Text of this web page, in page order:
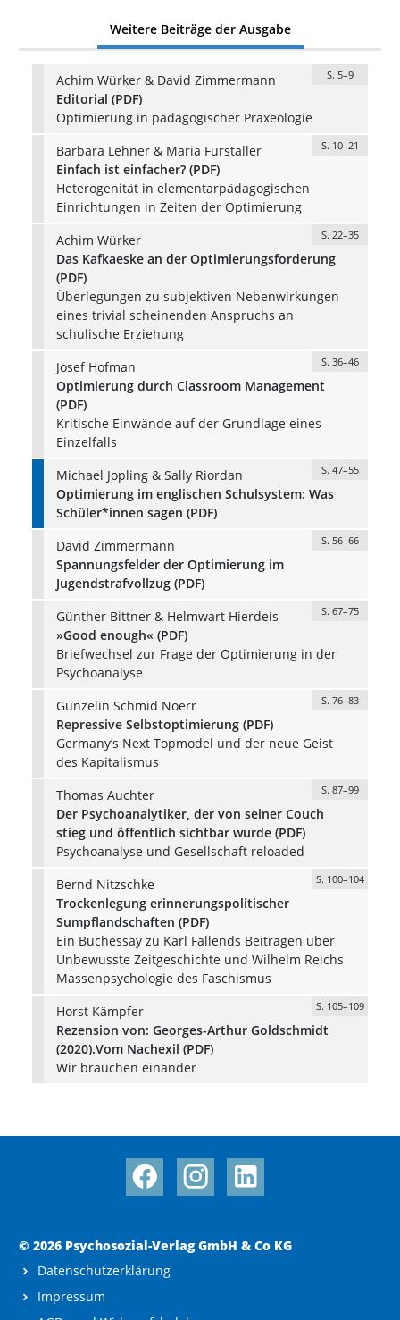
Weitere Beiträge der Ausgabe
Achim Würker & David Zimmermann S. 5–9
Editorial (PDF)
Optimierung in pädagogischer Praxeologie
Barbara Lehner & Maria Fürstaller
S. 10–21
Einfach ist einfacher? (PDF)
Heterogenität in elementarpädagogischen
Einrichtungen in Zeiten der Optimierung
Achim Würker
S. 22–35
Das Kafkaeske an der Optimierungsforderung
(PDF)
Überlegungen zu subjektiven Nebenwirkungen
eines trivial scheinenden Anspruchs an
schulische Erziehung
Josef Hofman
S. 36–46
Optimierung durch Classroom Management
(PDF)
Kritische Einwände auf der Grundlage eines
Einzelfalls
Michael Jopling & Sally Riordan
S. 47–55
Optimierung im englischen Schulsystem: Was
Schüler*innen sagen (PDF)
David Zimmermann
S. 56–66
Spannungsfelder der Optimierung im
Jugendstrafvollzug (PDF)
Günther Bittner & Helmwart Hierdeis
S. 67–75
»Good enough« (PDF)
Briefwechsel zur Frage der Optimierung in der
Psychoanalyse
Gunzelin Schmid Noerr
S. 76–83
Repressive Selbstoptimierung (PDF)
Germany’s Next Topmodel und der neue Geist
des Kapitalismus
Thomas Auchter
S. 87–99
Der Psychoanalytiker, der von seiner Couch
stieg und öffentlich sichtbar wurde (PDF)
Psychoanalyse und Gesellschaft reloaded
Bernd Nitzschke
S. 100–104
Trockenlegung erinnerungspolitischer
Sumpflandschaften (PDF)
Ein Buchessay zu Karl Fallends Beiträgen über
Unbewusste Zeitgeschichte und Wilhelm Reichs
Massenpsychologie des Faschismus
Horst Kämpfer
S. 105–109
Rezension von: Georges-Arthur Goldschmidt
(2020).Vom Nachexil (PDF)
Wir brauchen einander
© 2026 Psychosozial-Verlag GmbH & Co KG
Datenschutzerklärung
Impressum